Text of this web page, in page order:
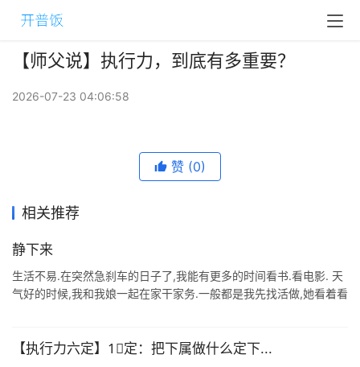
【师父说】执行力，到底有多重要？
2026-07-23 04:06:58
赞 (0)
相关推荐
静下来
生活不易.在突然急刹车的日子了,我能有更多的时间看书.看电影. 天
气好的时候,我和我娘一起在家干家务.一般都是我先找活做,她看着看
【执行力六定】1⃣️定：把下属做什么定下...